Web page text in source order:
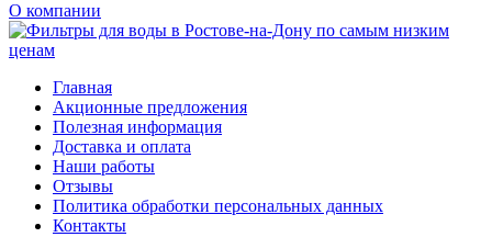
О компании
Главная
Акционные предложения
Полезная информация
Доставка и оплата
Наши работы
Отзывы
Политика обработки персональных данных
Контакты